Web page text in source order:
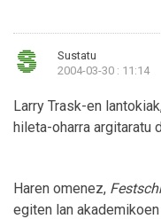
Sustatu
2004-03-30 : 11:14
Larry Trask-en
hileta-oharra argitaratu
Haren omenez,
egiten lan